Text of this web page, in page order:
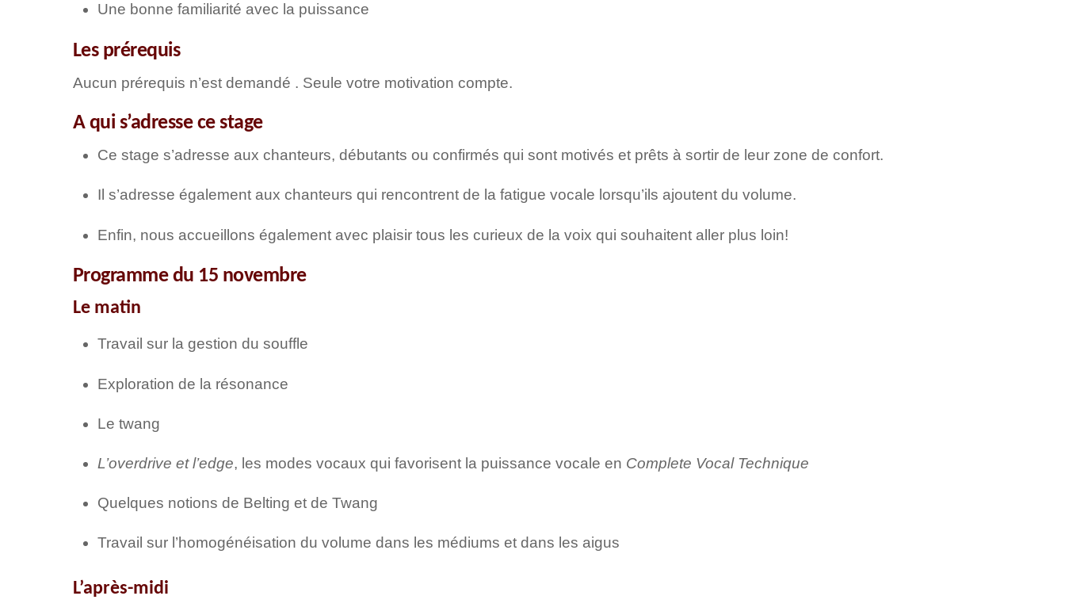
Une bonne familiarité avec la puissance
Les prérequis
Aucun prérequis n’est demandé . Seule votre motivation compte.
A qui s’adresse ce stage
Ce stage s’adresse aux chanteurs, débutants ou confirmés qui sont motivés et prêts à sortir de leur zone de confort.
Il s’adresse également aux chanteurs qui rencontrent de la fatigue vocale lorsqu’ils ajoutent du volume.
Enfin, nous accueillons également avec plaisir tous les curieux de la voix qui souhaitent aller plus loin!
Programme du 15 novembre
Le matin
Travail sur la gestion du souffle
Exploration de la résonance
Le twang
L’overdrive et l’edge, les modes vocaux qui favorisent la puissance vocale en Complete Vocal Technique
Quelques notions de Belting et de Twang
Travail sur l’homogénéisation du volume dans les médiums et dans les aigus
L’après-midi